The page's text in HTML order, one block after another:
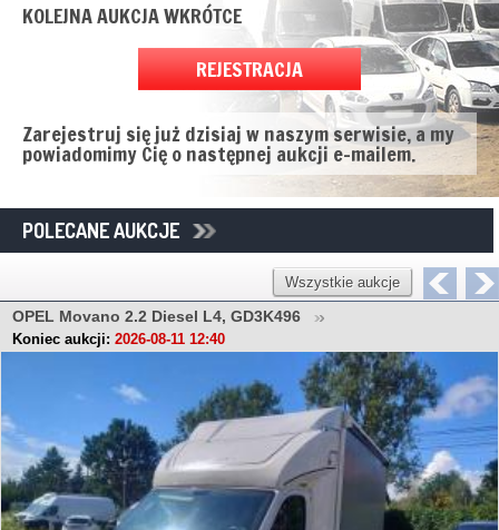
KOLEJNA AUKCJA WKRÓTCE
REJESTRACJA
Zarejestruj się już dzisiaj w naszym serwisie, a my
powiadomimy Cię o następnej aukcji e-mailem.
POLECANE AUKCJE
Wszystkie aukcje
OPEL Movano 2.2 Diesel L4, GD3K496
Koniec aukcji: 2026-08-11 12:40